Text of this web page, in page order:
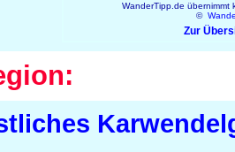
WanderTipp.de übernimmt
©
Zur